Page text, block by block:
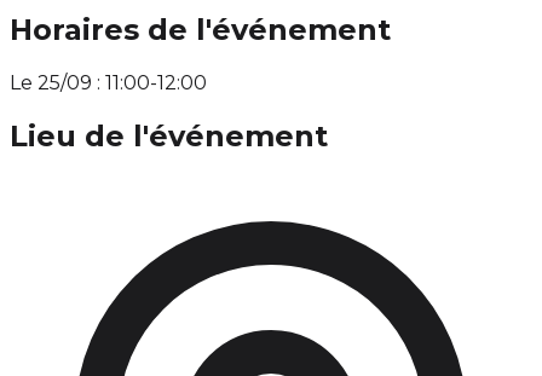
Horaires de l'événement
Le 25/09 : 11:00-12:00
Lieu de l'événement